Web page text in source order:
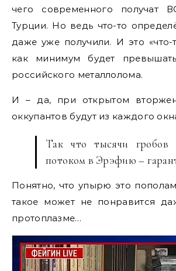
чего современного
Турции. Но ведь что-то
даже уже получили. И это «что-
как минимум будет
российского металлолома.
И – да, при открытом
оккупантов будут из каждого
Так что тысячи гробов
потоком в Эрэфию –
Понятно, что упырю это
такое может не понравится
протоплазме…